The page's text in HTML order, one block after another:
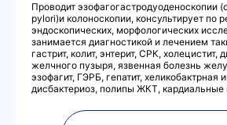
Проводит эзофагогастродуоденоскопии
pylori)и колоноскопии, консультирует по
эндоскопических, морфологических
занимается диагностикой и лечением
гастрит, колит, энтерит, СРК, холецистит,
желчного пузыря, язвенная болезнь
эзофагит, ГЭРБ, гепатит, хеликобактрная
дисбактериоз, полипы ЖКТ,